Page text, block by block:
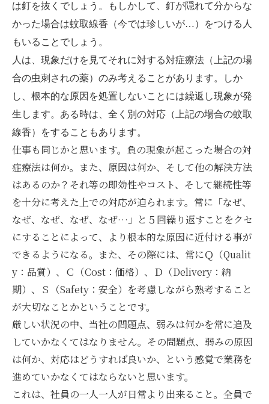
は釘を抜くでしょう。もしかして、釘が隠れて分からな
かった場合は蚊取線香（今では珍しいが…）をつける人
もいることでしょう。
人は、現象だけを見てそれに対する対症療法（上記の場
合の虫刺されの薬）のみ考えることがあります。しか
し、根本的な原因を処置しないことには繰返し現象が発
生します。ある時は、全く別の対応（上記の場合の蚊取
線香）をすることもあります。
仕事も同じかと思います。負の現象が起こった場合の対
症療法は何か。また、原因は何か、そして他の解決方法
はあるのか？それ等の即効性やコスト、そして継続性等
を十分に考えた上での対応が迫られます。常に「なぜ、
なぜ、なぜ、なぜ、なぜ…」と５回繰り返すことをクセ
にすることによって、より根本的な原因に近付ける事が
できるようになる。また、その際には、常にＱ（Qualit
y：品質）、Ｃ（Cost：価格）、Ｄ（Delivery：納
期）、Ｓ（Safety：安全）を考慮しながら熟考すること
が大切なことかということです。
厳しい状況の中、当社の問題点、弱みは何かを常に追及
していかなくてはなりません。その問題点、弱みの原因
は何か、対応はどうすれば良いか、という感覚で業務を
進めていかなくてはならないと思います。
これは、社員の一人一人が日常より出来ること。全員で